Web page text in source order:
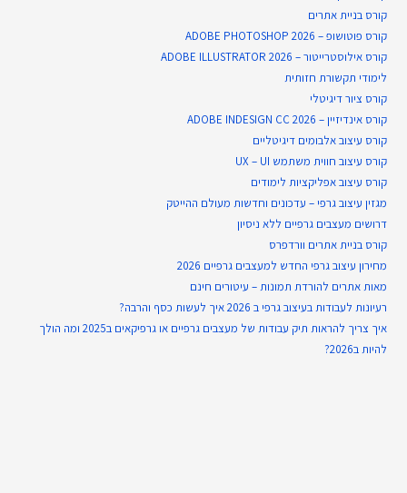
קורס בניית​ אתרים
קורס פוטושופ – ADOBE PHOTOSHOP 2026
קורס אילוסטרייטור – ADOBE ILLUSTRATOR 2026
לימודי תקשורת חזותית
קורס ציור דיגיטלי
קורס אינדיזיין – ADOBE INDESIGN CC 2026
קורס עיצוב אלבומים דיגיטליים
קורס עיצוב חווית משתמש UX – UI
קורס עיצוב אפליקציות לימודים
מגזין עיצוב גרפי – עדכונים וחדשות מעולם ההייטק
דרושים מעצבים גרפיים ללא ניסיון
קורס בניית אתרים וורדפרס
מחירון עיצוב גרפי החדש למעצבים גרפיים 2026
מאות אתרים להורדת תמונות – עיטורים חינם
רעיונות לעבודות בעיצוב גרפי ב 2026 איך לעשות כסף והרבה?
איך צריך להראות תיק עבודות של מעצבים גרפיים או גרפיקאים ב2025 ומה הולך
להיות ב2026?